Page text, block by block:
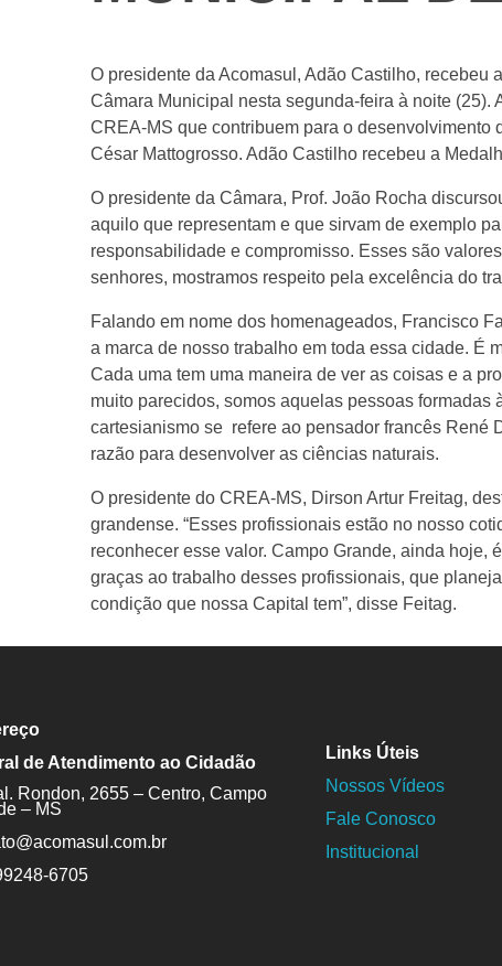
O presidente da Acomasul, Adão Castilho, recebeu
Câmara Municipal nesta segunda-feira à noite
CREA-MS que contribuem para o desenvolvimento
César Mattogrosso. Adão Castilho recebeu a
O presidente da Câmara, Prof. João Rocha
aquilo que representam e que sirvam de exemplo
responsabilidade e compromisso. Esses são
senhores, mostramos respeito pela excelência do
Falando em nome dos homenageados, Francisco
a marca de nosso trabalho em toda essa cidade. É
Cada uma tem uma maneira de ver as coisas e a
muito parecidos, somos aquelas pessoas formadas
cartesianismo se refere ao pensador francês René
razão para desenvolver as ciências naturais.
O presidente do CREA-MS, Dirson Artur Freitag,
grandense. “Esses profissionais estão no nosso
reconhecer esse valor. Campo Grande, ainda hoje,
graças ao trabalho desses profissionais, que
condição que nossa Capital tem”, disse Feitag.
de Atendimento ao Cidadão
Rondon, 2655 – Centro, Campo
– MS
6705
Links Úteis
Nossos Vídeos
Fale Conosco
Institucional